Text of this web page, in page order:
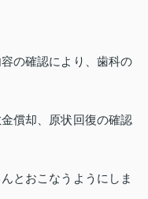
の確認により、歯科の
償却、原状回復の確認
とおこなうようにしま